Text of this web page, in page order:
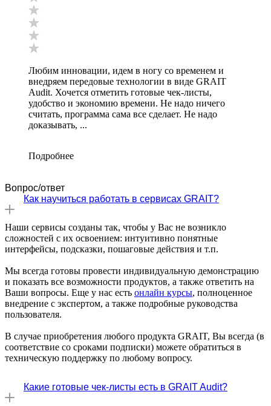
Любим инновации, идем в ногу со временем и
внедряем передовые технологии в виде GRAIT
Audit. Хочется отметить готовые чек-листы,
удобство и экономию времени. Не надо ничего
считать, программа сама все сделает. Не надо
доказывать, ...
Подробнее
Вопрос/ответ
Как научиться работать в сервисах GRAIT?
Наши сервисы созданы так, чтобы у Вас не возникло
сложностей с их освоением: интуитивно понятные
интерфейсы, подсказки, пошаговые действия и т.п.
Мы всегда готовы провести индивидуальную демонстрацию
и показать все возможности продуктов, а также ответить на
Ваши вопросы. Еще у нас есть онлайн курсы, полноценное
внедрение с экспертом, а также подробные руководства
пользователя.
В случае приобретения любого продукта GRAIT, Вы всегда (в
соответствие со сроками подписки) можете обратиться в
техническую поддержку по любому вопросу.
Какие готовые чек-листы есть в GRAIT Audit?